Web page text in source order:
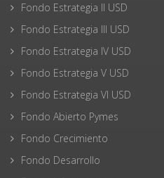
Fondo Estrategia II USD
Fondo Estrategia III USD
Fondo Estrategia IV USD
Fondo Estrategia V USD
Fondo Estrategia VI USD
Fondo Abierto Pymes
Fondo Crecimiento
Fondo Desarrollo